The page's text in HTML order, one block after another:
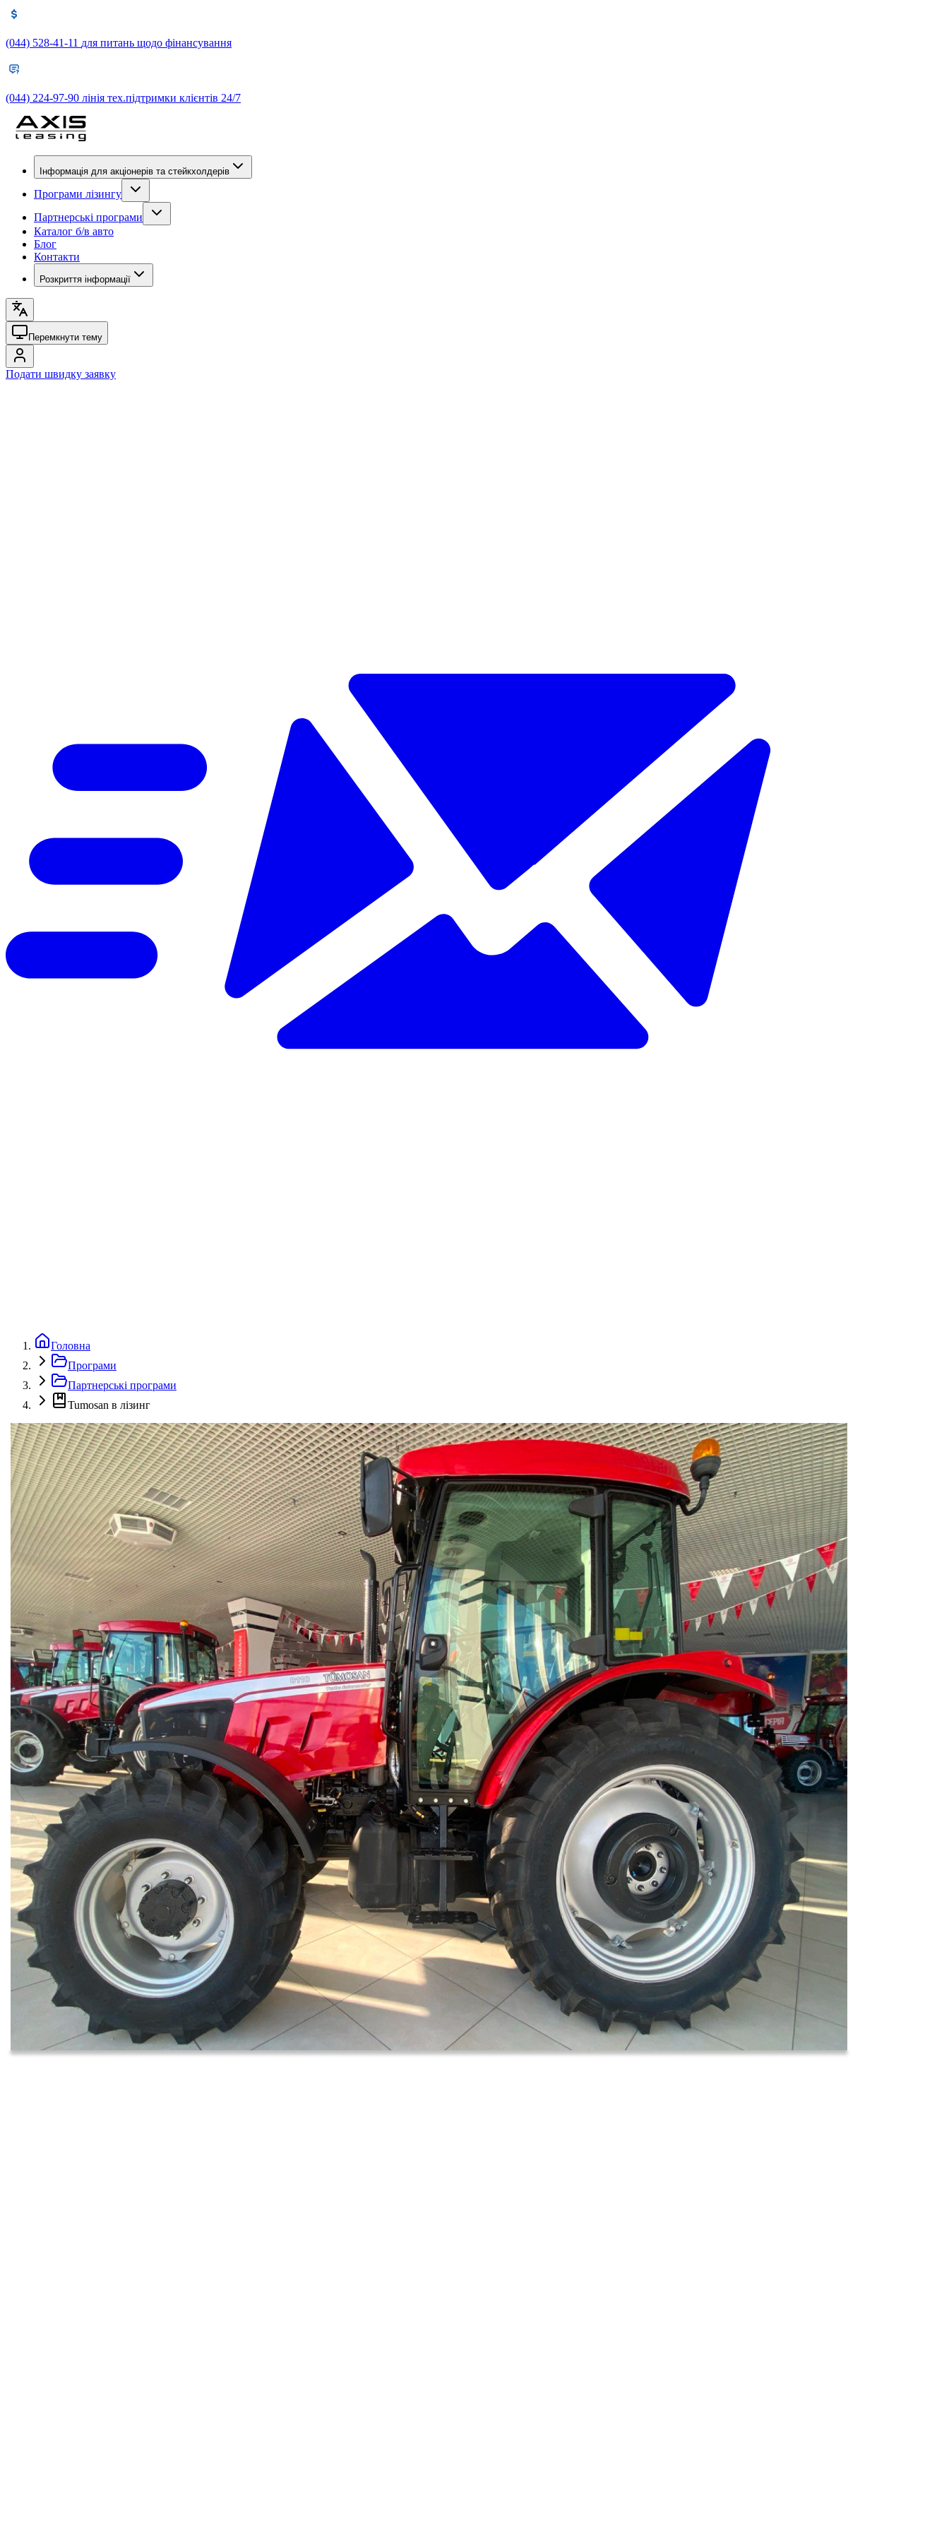
(044) 528-41-11 для питань щодо фінансування
(044) 224-97-90 лінія тех.підтримки клієнтів 24/7
Інформація для акціонерів та стейкхолдерів
Програми лізингу
Партнерські програми
Каталог б/в авто
Блог
Контакти
Розкриття інформації
Перемкнути тему
Подати швидку заявку
Головна
Програми
Партнерські програми
Tumosan в лізинг